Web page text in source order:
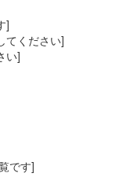
]
てください]
い]
です]